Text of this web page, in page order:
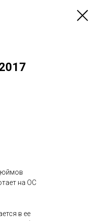
на ОС
в ее